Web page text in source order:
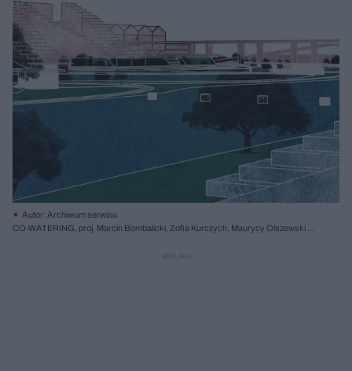
Autor: Archiwum serwisu
CO-WATERING, proj. Marcin Bombalicki, Zofia Kurczych, Maurycy Olszewski i